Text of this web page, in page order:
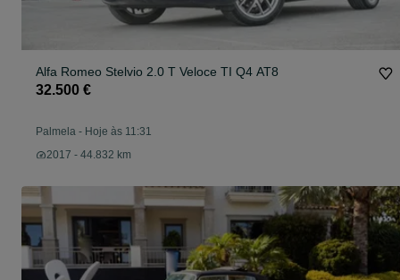
Alfa Romeo Stelvio 2.0 T Veloce TI Q4 AT8
32.500 €
Palmela - Hoje às 11:31
2017 - 44.832 km